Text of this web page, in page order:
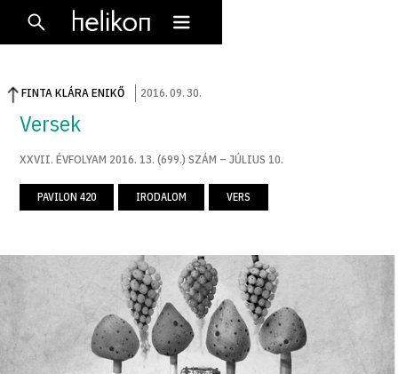
FINTA KLÁRA ENIKŐ 2016.09.30.
Versek
XXVII. ÉVFOLYAM 2016. 13. (699.) SZÁM – JÚLIUS 10.
PAVILON 420 IRODALOM VERS